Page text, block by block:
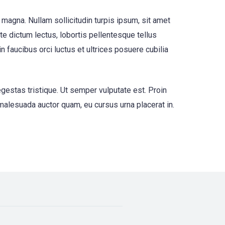
Nullam sollicitudin turpis ipsum, sit amet
dictum lectus, lobortis pellentesque tellus
faucibus orci luctus et ultrices posuere cubilia
tristique. Ut semper vulputate est. Proin
auctor quam, eu cursus urna placerat in.